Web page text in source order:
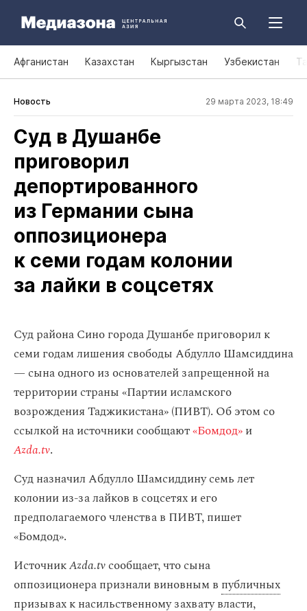
Афганистан Казахстан Кыргызстан Узбекистан
Новость 29 марта 2023, 18:49
Суд в Душанбе
приговорил
депортированного
из Германии сына
оппозиционера
к семи годам колонии
за лайки в соцсетях
Суд района Сино города Душанбе приговорил к
семи годам лишения свободы Абдулло Шамсиддина
— сына одного из основателей запрещенной на
территории страны «Партии исламского
возрождения Таджикистана» (ПИВТ). Об этом со
ссылкой на источники сообщают«‎Бомдод»и
Azda.tv.
Суд назначил Абдулло Шамсиддину семь лет
колонии из-за лайков в соцсетях и его
предполагаемого членства в ПИВТ, пишет
«‎Бомдод».
ИсточникAzda.tvсообщает, что сына
оппозиционера признали виновным в публичных
призывах к насильственному захвату власти,